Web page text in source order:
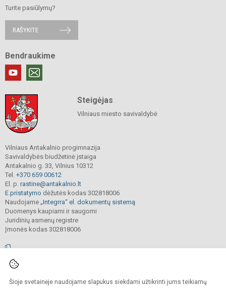
Šioje svetainėje naudojame slapukus siekdami užtikrinti jums teikiamų
Turite pasiūlymų?
RAŠYKITE
Bendraukime
Steigėjas
Vilniaus miesto savivaldybė
Vilniaus Antakalnio progimnazija
Savivaldybės biudžetinė įstaiga
Antakalnio g. 33, Vilnius 10312
Tel. +370 659 00612
El. p. rastine@antakalnio.lt
E.pristatymo dėžutės kodas 302818006
Naudojame „Integrra“ el. dokumentų sistemą
Duomenys kaupiami ir saugomi
Juridinių asmenų registre
Įmonės kodas 302818006
Kopijuoti, cituoti ar kitaip atvaizduoti internetinės svetainės turinį be raštiško